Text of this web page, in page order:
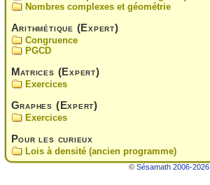
Nombres complexes et géométrie
Arithmétique (Expert)
Congruence
PGCD
Matrices (Expert)
Exercices
Graphes (Expert)
Exercices
Pour les curieux
Lois à densité (ancien programme)
© Sésamath 2006-2026